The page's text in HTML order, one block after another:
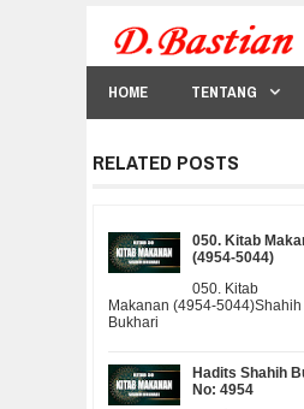
HOME TENTANG
RELATED POSTS
050. Kitab
(4954-5044)
050. Kitab
Makanan (4954-5044)Shahih
Bukhari
Hadits Shahih
No: 4954